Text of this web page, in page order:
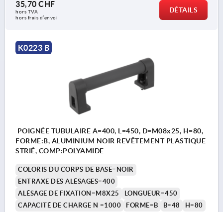
35,70 CHF
hors TVA
hors frais d’envoi
DÉTAILS
K0223 B
POIGNÉE TUBULAIRE A=400, L=450, D=M08x25, H=80,
FORME:B, ALUMINIUM NOIR REVÊTEMENT PLASTIQUE
STRIÉ, COMP:POLYAMIDE
COLORIS DU CORPS DE BASE=NOIR
ENTRAXE DES ALÉSAGES=400
ALÉSAGE DE FIXATION=M8X25
LONGUEUR=450
CAPACITÉ DE CHARGE N =1000
FORME=B B=48 H=80